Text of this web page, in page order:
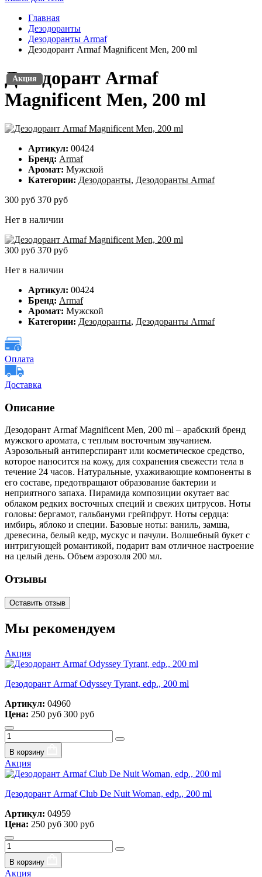
Главная
Дезодоранты
Дезодоранты Armaf
Дезодорант Armaf Magnificent Men, 200 ml
Дезодорант Armaf
Magnificent Men, 200 ml
Акция
Артикул: 00424
Бренд: Armaf
Аромат: Мужской
Категории: Дезодоранты, Дезодоранты Armaf
300 руб 370 руб
Нет в наличии
Акция
300 руб 370 руб
Нет в наличии
Артикул: 00424
Бренд: Armaf
Аромат: Мужской
Категории: Дезодоранты, Дезодоранты Armaf
Оплата
Доставка
Описание
Дезодорант Armaf Magnificent Men, 200 ml – арабский бренд
мужского аромата, с теплым восточным звучанием.
Аэрозольный антиперспирант или косметическое средство,
которое наносится на кожу, для сохранения свежести тела в
течение 24 часов. Натуральные, ухаживающие компоненты в
его составе, предотвращают образование бактерии и
неприятного запаха. Пирамида композиции окутает вас
облаком редких восточных специй и свежих цитрусов. Ноты
головы: бергамот, гальбануми грейпфрут. Ноты сердца:
имбирь, яблоко и специи. Базовые ноты: ваниль, замша,
древесина, белый кедр, мускус и пачули. Волшебный букет с
интригующей романтикой, подарит вам отличное настроение
на целый день. Объем аэрозоля 200 мл.
Отзывы
Оставить отзыв
Мы рекомендуем
Акция
Дезодорант Armaf Odyssey Tyrant, edp., 200 ml
Артикул: 04960
Цена: 250 руб 300 руб
В корзину
Акция
Дезодорант Armaf Club De Nuit Woman, edp., 200 ml
Артикул: 04959
Цена: 250 руб 300 руб
В корзину
Акция